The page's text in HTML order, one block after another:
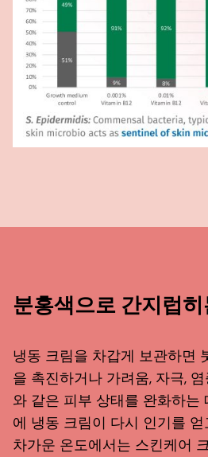
분홍색으로 간지럽
냉동 크림을 차갑게 보관하면
을 촉진하거나 가려움, 자극,
와 같은 피부 상태를 완화하는
에 냉동 크림이 다시 인기를
차가운 온도에서는 스킨케어